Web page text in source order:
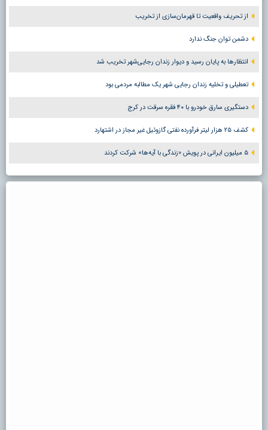
از تحریف واقعیت تا قهرمان‌سازی از تخریب
دشمن توان جنگ ندارد
انتظارها به پایان رسید و دیوار زندان رجایی‌شهر تخریب شد
تعطیلی و تخلیه زندان رجایی شهر یک مطالبه مردمی بود
دستگیری سارق خودرو با ۴۰ فقره سرقت در کرج
کشف ۲۵ هزار لیتر فرآورده نفتی گازوئیل غیر مجاز در اشتهارد
۵ میلیون ایرانی در پویش «زندگی با آیه‌ها» شرکت کردند